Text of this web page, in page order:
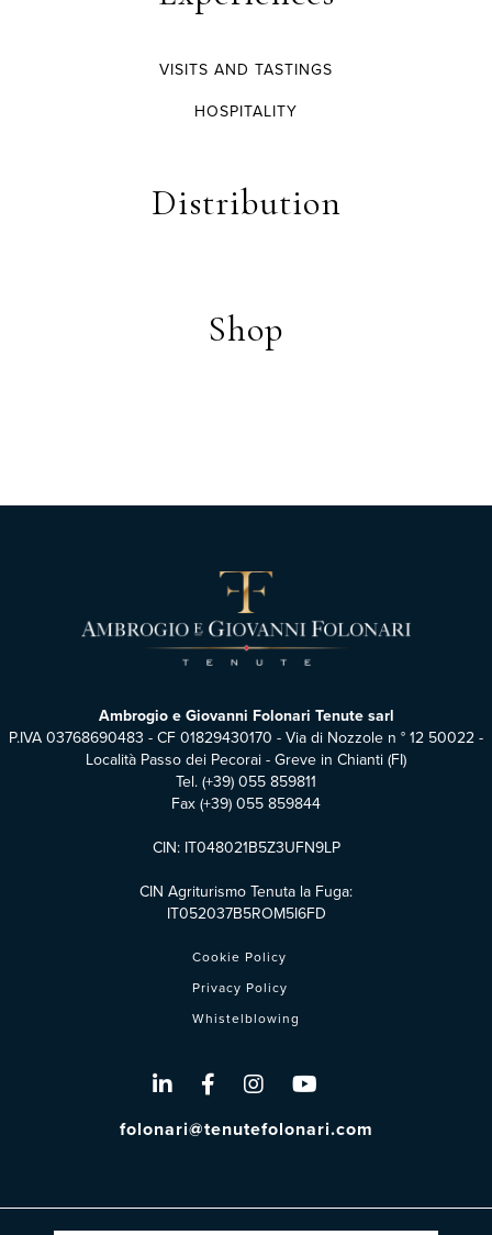
VISITS AND TASTINGS
HOSPITALITY
Distribution
Shop
Cookie Policy
Privacy Policy
Whistelblowing
Ambrogio e Giovanni Folonari Tenute sarl
P.IVA 03768690483 - CF 01829430170 - Via di Nozzole n ° 12 50022 -
Località Passo dei Pecorai - Greve in Chianti (FI)
Tel. (+39) 055 859811
Fax (+39) 055 859844
CIN: IT048021B5Z3UFN9LP
CIN Agriturismo Tenuta la Fuga:
IT052037B5ROM5I6FD
folonari@tenutefolonari.com